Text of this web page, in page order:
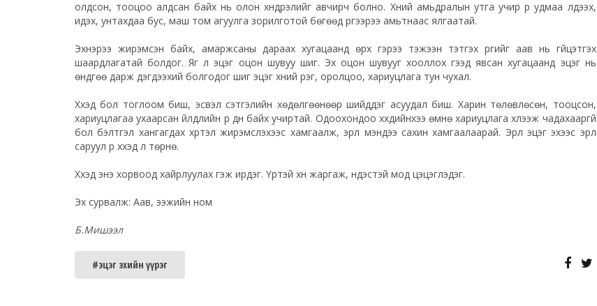
олдсон, тооцоо алдсан байх нь олон хүндрэлийг авчирч болно. Хүний амьдралын утга учир үр удмаа үлдээх,
идэх, унтахдаа бус, маш том агуулга зорилготой бөгөөд үүргээрээ амьтнаас ялгаатай.
Эхнэрээ жирэмсэн байх, амаржсаны дараах хугацаанд өрх гэрээ тэжээн тэтгэх үүргийг аав нь гүйцэтгэх
шаардлагатай болдог. Яг л эцэг оцон шувуу шиг. Эх оцон шувууг хооллох гээд явсан хугацаанд эцэг нь
өндгөө дарж дэгдээхий болгодог шиг эцэг хүний үүрэг, оролцоо, хариуцлага тун чухал.
Хүүхэд бол тоглоом биш, эсвэл сэтгэлийн хөдөлгөөнөөр шийддэг асуудал биш. Харин төлөвлөсөн, тооцсон,
хариуцлагаа ухаарсан үйлдлийн үр дүн байх учиртай. Одоохондоо хүүхдийнхээ өмнө хариуцлага хүлээж чадахааргүй
бол бэлтгэл хангагдах хүртэл жирэмслэхээс хамгаалж, эрүүл мэндээ сахин хамгаалаарай. Эрүүл эцэг эхээс эрүүл
саруул үр хүүхэд л төрнө.
Хүүхэд энэ хорвоод хайрлуулах гэж ирдэг. Үртэй хүн жаргаж, үндэстэй мод цэцэглэдэг.
Эх сурвалж: Аав, ээжийн ном
Б.Мишээл
#эцэг эхийн үүрэг